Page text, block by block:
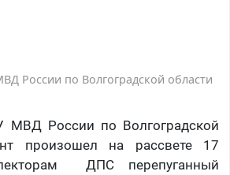
России по Волгоградской области
МВД России по Волгоградской
произошел на рассвете 17
ДПС перепуганный